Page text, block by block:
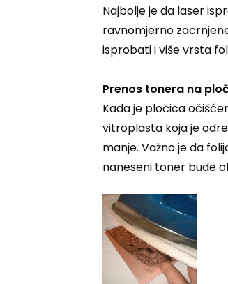
Najbolje je da laser
ravnomjerno
isprobati i više vrsta
Prenos tonera na
Kada je pločica
vitroplasta koja je
manje. Važno je da
naneseni toner bude